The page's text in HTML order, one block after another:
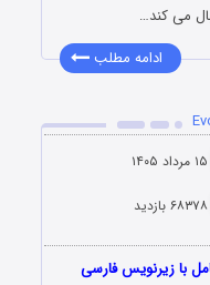
می کند…
ادامه مطلب
۱۵ مرداد ۱۴۰۵
۶۸۳۷۸ بازدید
با زیرنویس فارسی